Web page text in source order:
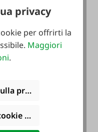
ECO 710
privacy
per offrirti la
Maggiori
.
privacy
funzionali